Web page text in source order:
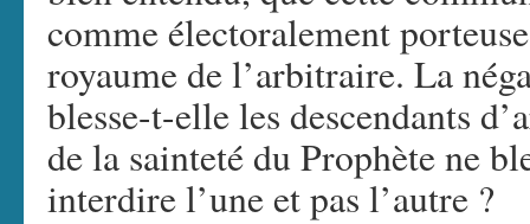
comme électoralement
royaume de l’arbitraire. La
blesse-t-elle les descendants
de la sainteté du Prophète ne
interdire l’une et pas l’autre ?